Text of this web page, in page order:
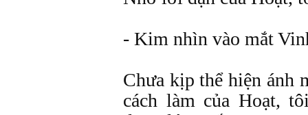
- Kim nhìn vào mắt
Chưa kịp thể hiện ánh
cách làm của Hoạt,